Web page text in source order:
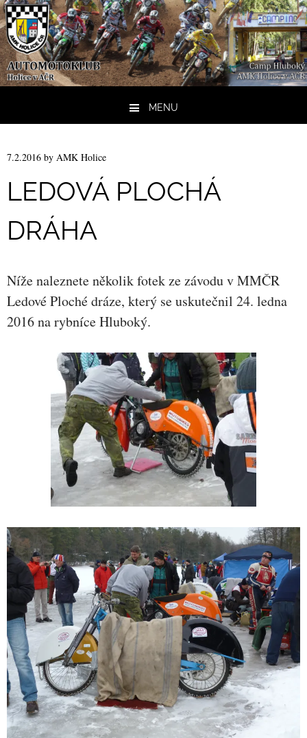
MENU
7.2.2016 by AMK Holice
LEDOVÁ PLOCHÁ
DRÁHA
Níže naleznete několik fotek ze závodu v MMČR
Ledové Ploché dráze, který se uskutečnil 24. ledna
2016 na rybníce Hluboký.